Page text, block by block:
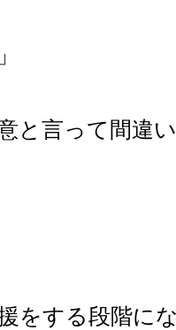
と言って間違
をする段階に